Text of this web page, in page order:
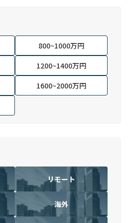
800~1000万円
1200~1400万円
1600~2000万円
リモート
海外